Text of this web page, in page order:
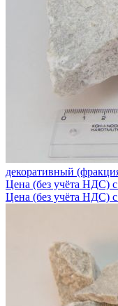
декоративный
Цена (без учёта НДС)
Цена (без учёта НДС) с